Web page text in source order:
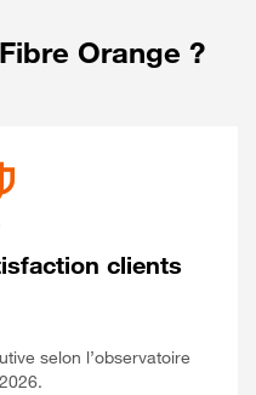
Orange ?
clients
selon l’observatoire